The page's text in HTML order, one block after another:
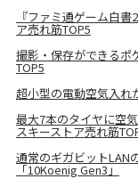
『ファミ通ゲーム白
ア売れ筋TOP5
撮影・保存ができるポ
TOP5
超小型の電動空気入れ
最大7本のタイヤに空
スキーストア売れ筋
通常のギガビットLAN
「10Koenig Gen3」